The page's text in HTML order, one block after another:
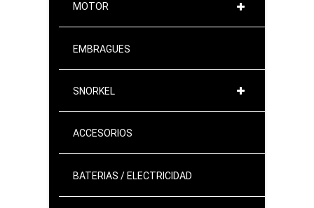
MOTOR
EMBRAGUES
SNORKEL
ACCESORIOS
BATERIAS / ELECTRICIDAD